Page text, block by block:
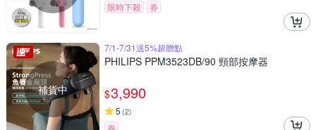
限時下殺
券
補貨中
7/1-7/31送5%超贈點
PHILIPS PPM3523DB/90 頸部按摩器
$3,990
5 (2)